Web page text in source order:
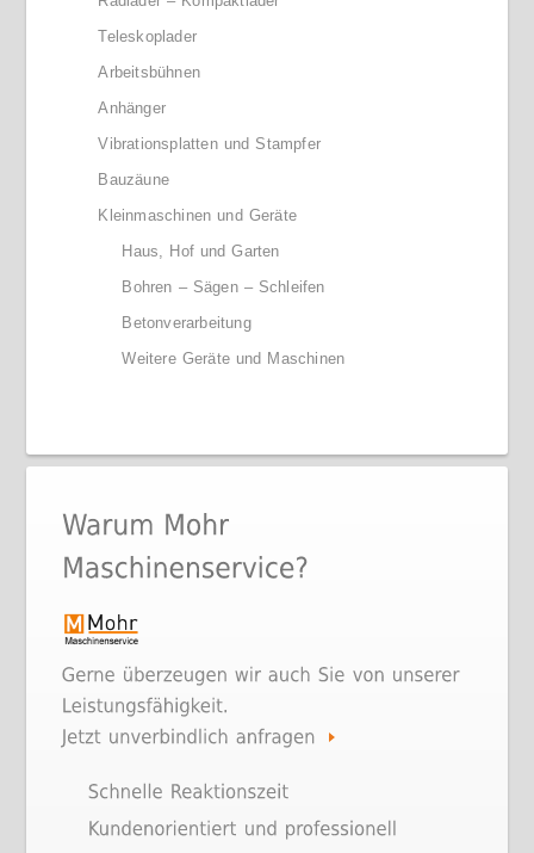
Teleskoplader
Arbeitsbühnen
Anhänger
Vibrationsplatten und Stampfer
Bauzäune
Kleinmaschinen und Geräte
Haus, Hof und Garten
Bohren – Sägen – Schleifen
Betonverarbeitung
Weitere Geräte und Maschinen